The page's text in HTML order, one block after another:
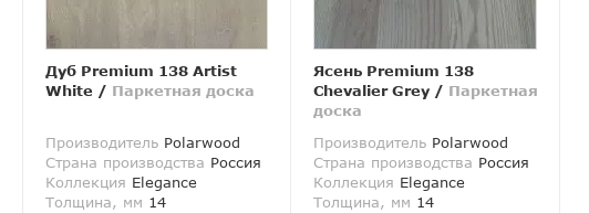
Дуб Premium 138 Artist
White / Паркетная доска
ПроизводительPolarwood
Страна производства Россия
Коллекция Elegance
Толщина, мм 14
Ясень Premium 138
Chevalier Grey / Паркетная
доска
Производитель Polarwood
Страна производства Россия
Коллекция Elegance
Толщина, мм 14